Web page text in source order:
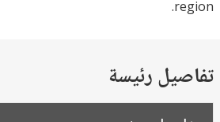
رئيسة